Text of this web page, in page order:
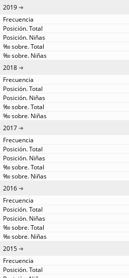
2019
2018
2017
2016
2015